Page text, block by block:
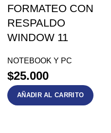
FORMATEO CON
RESPALDO
WINDOW 11
NOTEBOOK Y PC
$25.000
AÑADIR AL CARRITO